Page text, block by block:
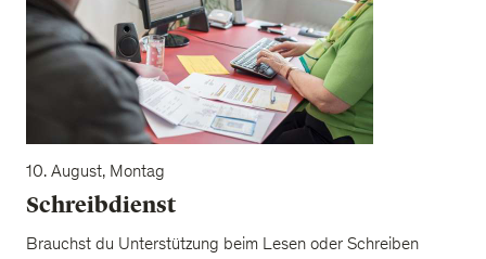
10. August, Montag
Schreibdienst
Brauchst du Unterstützung beim Lesen oder Schreiben